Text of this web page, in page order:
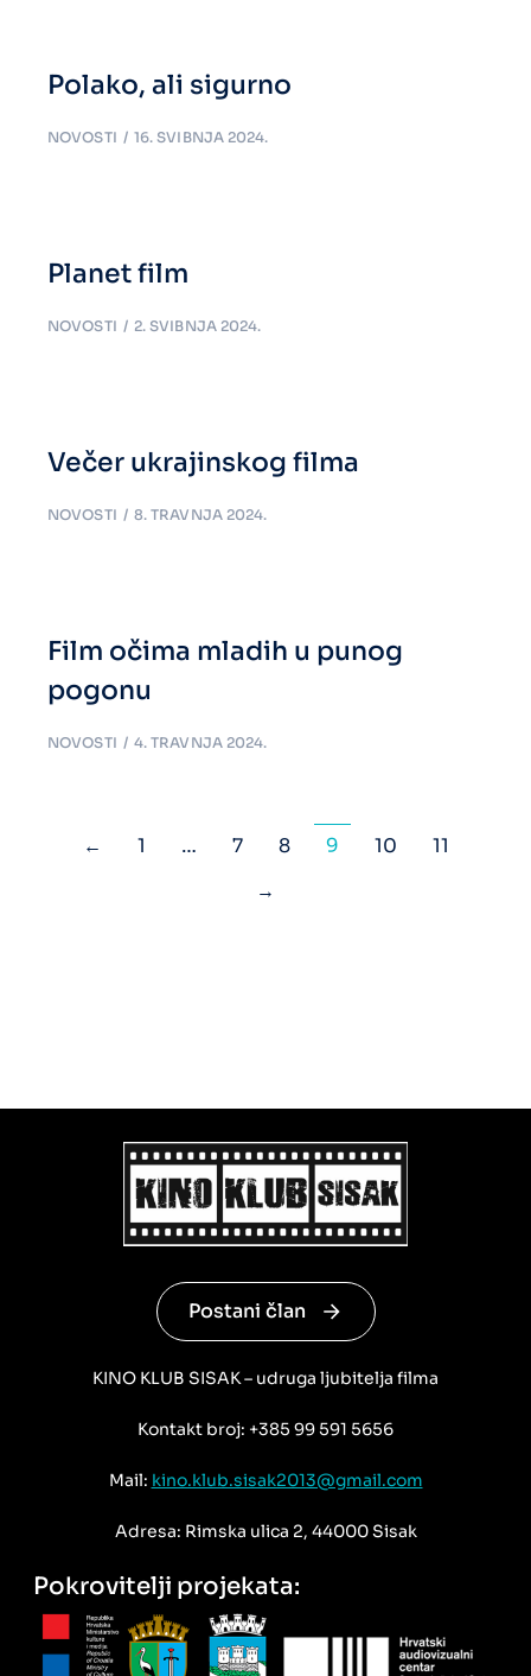
Polako, ali sigurno
NOVOSTI 16. SVIBNJA 2024.
Planet film
NOVOSTI 2. SVIBNJA 2024.
Večer ukrajinskog filma
NOVOSTI 8. TRAVNJA 2024.
Film očima mladih u punog
pogonu
NOVOSTI 4. TRAVNJA 2024.
← 1 … 7 8 9 10
11
→
Postani član
KINO KLUB SISAK – udruga ljubitelja filma
Kontakt broj: +385 99 591 5656
Mail: kino.klub.sisak2013@gmail.com
Adresa: Rimska ulica 2, 44000 Sisak
Pokrovitelji projekata: